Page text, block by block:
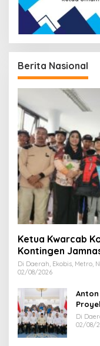
Berita Nasional
Ketua Kwarcab
Kontingen
Di Daerah, Ekobis, Metro,
02/08/2026
Di
02/08/